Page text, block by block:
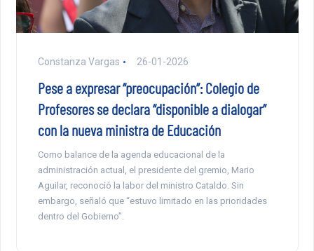
Constanza Vargas 26-01-2026
Pese a expresar “preocupación”: Colegio de
Profesores se declara “disponible a dialogar”
con la nueva ministra de Educación
Como balance de la agenda educacional de la
administración actual, el presidente del gremio, Mario
Aguilar, reconoció la labor del ministro Cataldo. Sin
embargo, señaló que “estuvo limitado en las prioridades
dentro del Gobierno”.